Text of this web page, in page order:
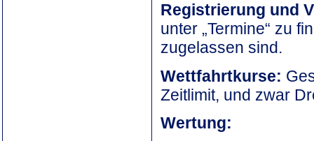
Registrierung und
unter „Termine“ zu
zugelassen sind.
Wettfahrtkurse:
Zeitlimit, und zwar
Wertung: